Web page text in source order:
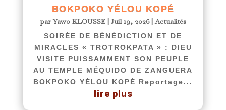
BOKPOKO YÉLOU KOPÉ
parYawo KLOUSSE| Juil 19, 2026|Actualités
SOIRÉE DE BÉNÉDICTION ET DE
MIRACLES « TROTROKPATA » : DIEU
VISITE PUISSAMMENT SON PEUPLE
AU TEMPLE MÉQUIDO DE ZANGUERA
BOKPOKO YÉLOU KOPÉ Reportage...
lire plus